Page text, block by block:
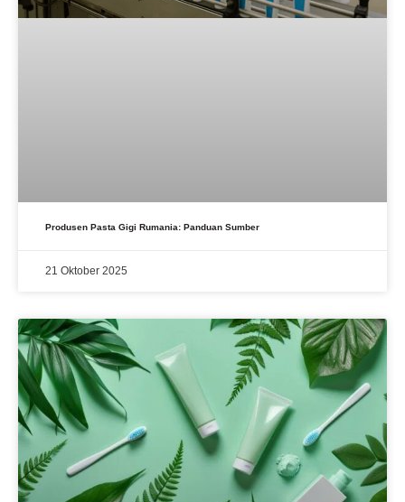
Produsen Pasta Gigi Rumania: Panduan Sumber
21 Oktober 2025